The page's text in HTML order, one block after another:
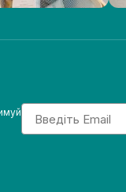
Email